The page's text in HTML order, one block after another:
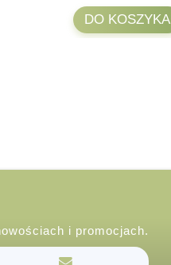
DO KOSZYKA
i promocjach.